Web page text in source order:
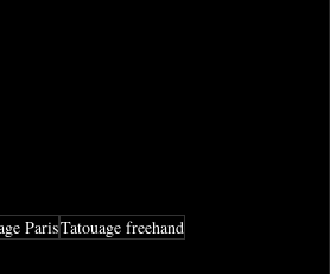
ParisTatouage freehand